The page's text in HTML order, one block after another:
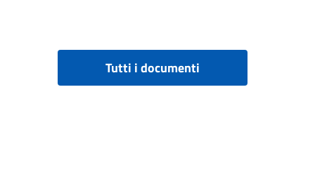
Tutti i documenti